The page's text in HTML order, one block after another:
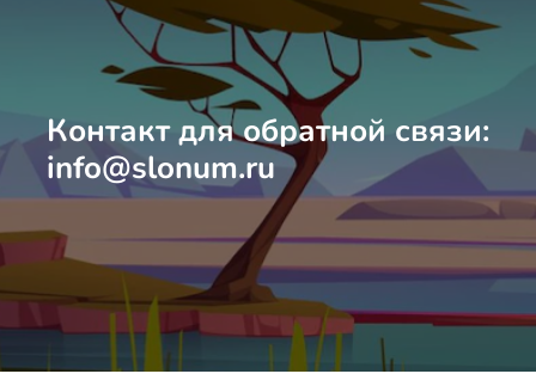
Контакт для обратной связи:
info@slonum.ru